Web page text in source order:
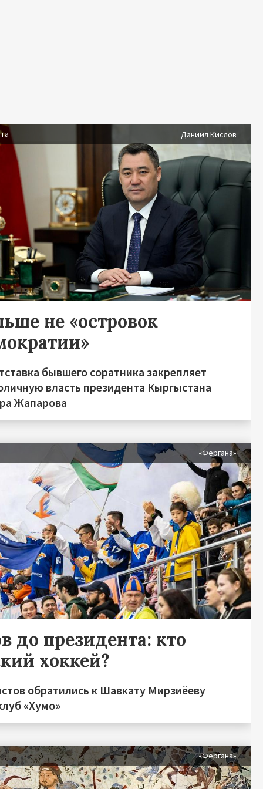
Даниил Кислов
не «островок
бывшего соратника закрепляет
власть президента Кыргыстана
Жапарова
«Фергана»
до президента: кто
хоккей?
обратились к Шавкату Мирзиёеву
«Хумо»
«Фергана»